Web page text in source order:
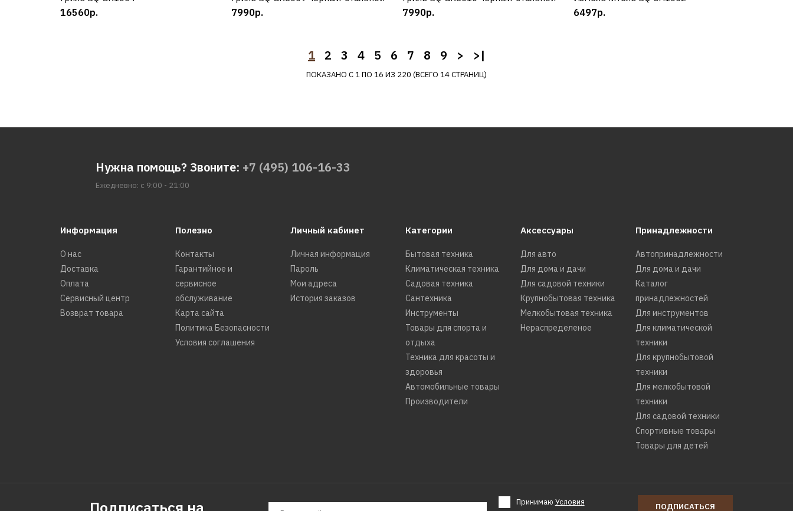
7390р.
ДОБАВИТЬ В ПОЖЕЛАНИЯ
16560р. 7990р. 7990р. 6497р.
1 2 3 4 5 6 7 8 9 > >|
ПОКАЗАНО С 1 ПО 16 ИЗ 220 (ВСЕГО 14 СТРАНИЦ)
Нужна помощь? Звоните: +7 (495) 106-16-33
Ежедневно: с 9:00 - 21:00
Информация
О нас
Доставка
Оплата
Сервисный центр
Возврат товара
Полезно
Контакты
Гарантийное и
сервисное
обслуживание
Карта сайта
Политика Безопасности
Условия соглашения
Личный кабинет
Личная информация
Пароль
Мои адреса
История заказов
Категории
Бытовая техника
Климатическая техника
Садовая техника
Сантехника
Инструменты
Товары для спорта и
отдыха
Техника для красоты и
здоровья
Автомобильные товары
Производители
Аксессуары
Для авто
Для дома и дачи
Для садовой техники
Крупнобытовая техника
Мелкобытовая техника
Нераспределеное
Принадлежности
Автопринадлежности
Для дома и дачи
Каталог
принадлежностей
Для инструментов
Для климатической
техники
Для крупнобытовой
техники
Для мелкобытовой
техники
Для садовой техники
Спортивные товары
Товары для детей
Принимаю Условия
ПОДПИСАТЬСЯ